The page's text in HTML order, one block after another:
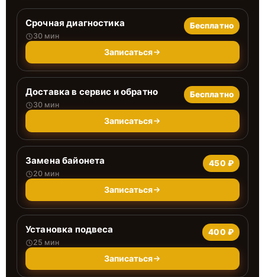
Срочная диагностика
30 мин
Бесплатно
Записаться
Доставка в сервис и обратно
30 мин
Бесплатно
Записаться
Замена байонета
20 мин
450 ₽
Записаться
Установка подвеса
25 мин
400 ₽
Записаться